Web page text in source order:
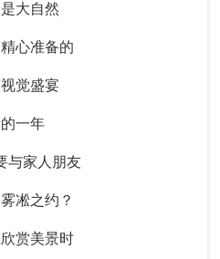
大自然
心准备的
觉盛宴
一年
与家人朋友
凇之约？
赏美景时